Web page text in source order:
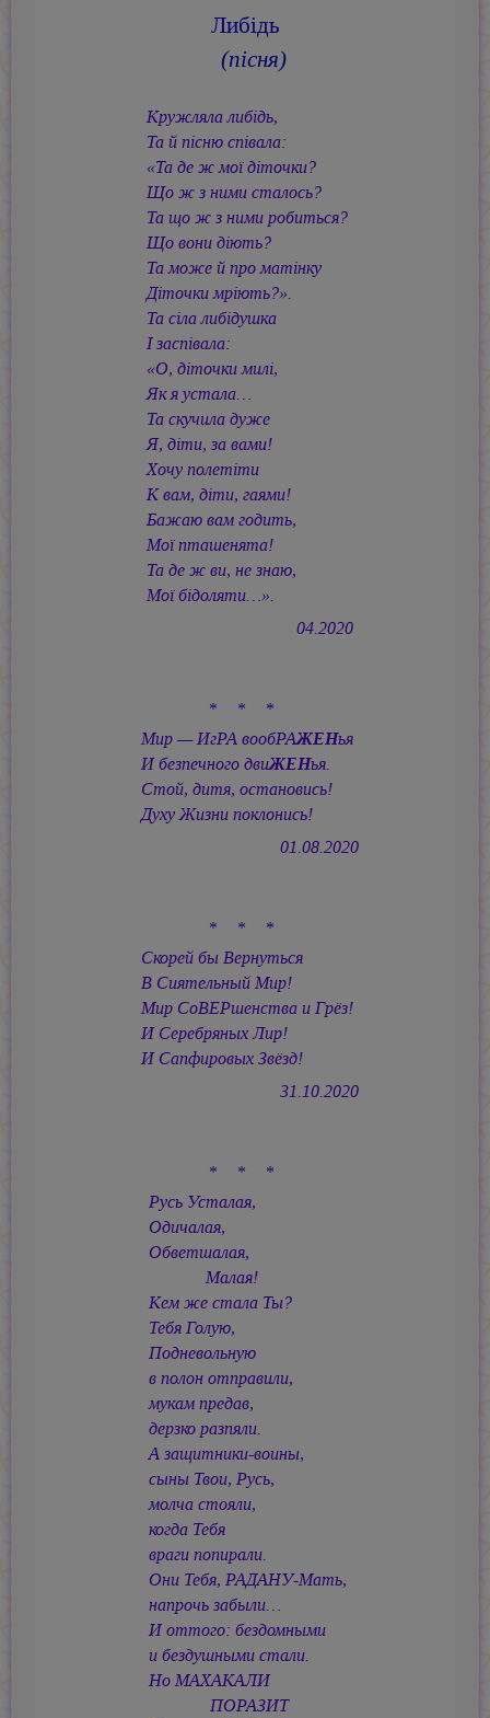
Либiдь
(пiсня)
Кружляла либiдь,
Та й пiсню спiвала:
«Та де ж мої дiточки?
Що ж з ними сталось?
Та що ж з ними робиться?
Що вони дiють?
Та може й про матiнку
Дiточки мрiють?».
Та сiла либiдушка
I заспiвала:
«О, дiточки милi,
Як я устала…
Та скучила дуже
Я, дiти, за вами!
Хочу полетiти
К вам, дiти, гаями!
Бажаю вам годить,
Мої пташенята!
Та де ж ви, не знаю,
Мої бiдоляти…».
04.2020
* * *
Мир — ИгРА вообРАЖЕНья
И безпечного двиЖЕНья.
Стой, дитя, остановись!
Духу Жизни поклонись!
01.08.2020
* * *
Скорей бы Вернуться
В Сиятельный Мир!
Мир СоВЕРшенства и Грёз!
И Серебряных Лир!
И Сапфировых Звёзд!
31.10.2020
* * *
Русь Усталая,
Одичалая,
Обветшалая,
Малая!
Кем же стала Ты?
Тебя Голую,
Подневольную
в полон отправили,
мукам предав,
дерзко разпяли.
А защитники-воины,
сыны Твои, Русь,
молча стояли,
когда Тебя
враги попирали.
Они Тебя, РАДАНУ-Мать,
напрочь забыли…
И оттого: бездомными
и бездушными стали.
Но МАХАКАЛИ
ПОРАЗИТ